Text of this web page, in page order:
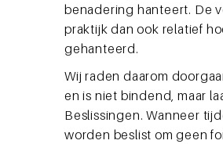
benadering hanteert. De
praktijk dan ook relatief
gehanteerd.
Wij raden daarom
en is niet bindend, maar
Beslissingen. Wanneer
worden beslist om geen